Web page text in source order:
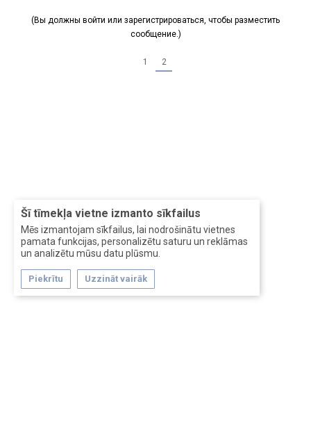
Šī tīmekļa vietne izmanto sīkfailus
Mēs izmantojam sīkfailus, lai nodrošinātu vietnes
pamata funkcijas, personalizētu saturu un reklāmas
un analizētu mūsu datu plūsmu.
Piekrītu Uzzināt vairāk
(Вы должны войти или зарегистрироваться, чтобы разместить
сообщение.)
1 2